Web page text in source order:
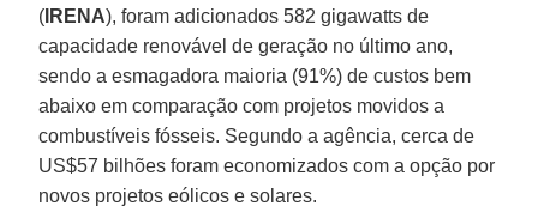
( IRENA), foram adicionados 582 gigawatts de
capacidade renovável de geração no último ano,
sendo a esmagadora maioria (91%) de custos bem
abaixo em comparação com projetos movidos a
combustíveis fósseis. Segundo a agência, cerca de
US$57 bilhões foram economizados com a opção por
novos projetos eólicos e solares.